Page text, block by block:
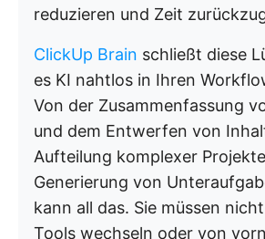
reduzieren und Zeit
ClickUp Brain schließt diese
es KI nahtlos in Ihren
Von der Zusammenfassung
und dem Entwerfen von
Aufteilung komplexer
Generierung von
kann all das. Sie müssen
Tools wechseln oder von